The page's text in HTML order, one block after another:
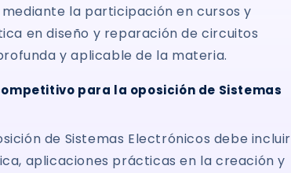
la participación en cursos y
en diseño y reparación de circuitos
y aplicable de la materia.
para la oposición de Sistemas
de Sistemas Electrónicos debe incluir
aplicaciones prácticas en la creación y